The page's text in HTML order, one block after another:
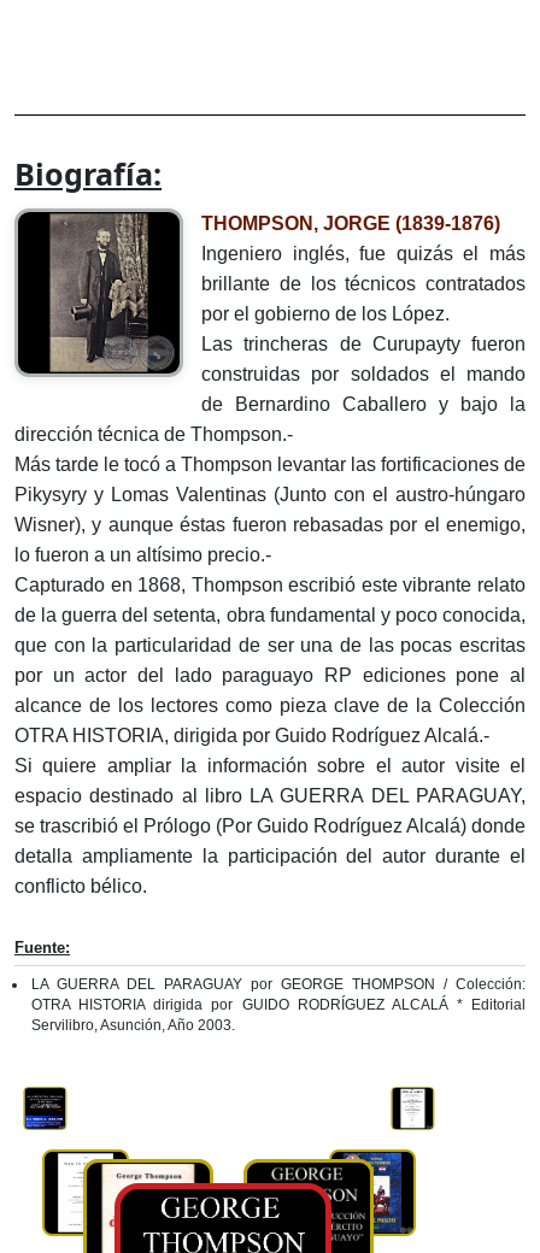
Biografía:
THOMPSON, JORGE (1839-1876)
Ingeniero inglés, fue quizás el más
brillante de los técnicos contratados
por el gobierno de los López.
Las trincheras de Curupayty fueron
construidas por soldados el mando
de Bernardino Caballero y bajo la
dirección técnica de Thompson.-
Más tarde le tocó a Thompson levantar las fortificaciones de
Pikysyry y Lomas Valentinas (Junto con el austro-húngaro
Wisner), y aunque éstas fueron rebasadas por el enemigo,
lo fueron a un altísimo precio.-
Capturado en 1868, Thompson escribió este vibrante relato
de la guerra del setenta, obra fundamental y poco conocida,
que con la particularidad de ser una de las pocas escritas
por un actor del lado paraguayo RP ediciones pone al
alcance de los lectores como pieza clave de la Colección
OTRA HISTORIA, dirigida por Guido Rodríguez Alcalá.-
Si quiere ampliar la información sobre el autor visite el
espacio destinado al libro LA GUERRA DEL PARAGUAY,
se trascribió el Prólogo (Por Guido Rodríguez Alcalá) donde
detalla ampliamente la participación del autor durante el
conflicto bélico.
Fuente:
LA GUERRA DEL PARAGUAY por GEORGE THOMPSON / Colección:
OTRA HISTORIA dirigida por GUIDO RODRÍGUEZ ALCALÁ * Editorial
Servilibro, Asunción, Año 2003.